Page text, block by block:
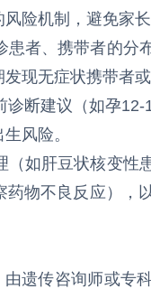
险机制，避免家
者、携带者的分
现无症状携带者或
断建议（如孕
风险。
如肝豆状核变性
物不良反应），
遗传咨询师或专